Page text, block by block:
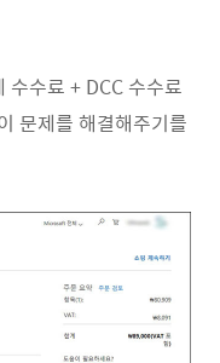
수료 + DCC 수수료
문제를 해결해주기를